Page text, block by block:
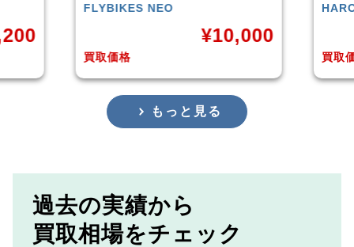
HARODOWNTOWN
買取価格
¥4,225
買取
もっと見る
過去の実績から
買取相場をチェック